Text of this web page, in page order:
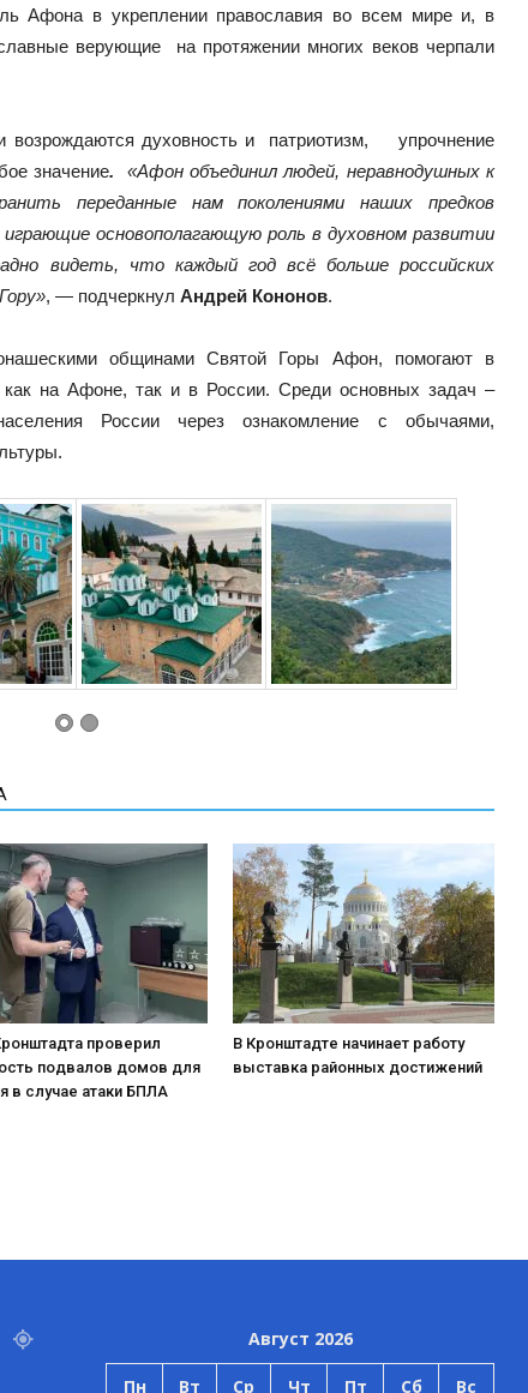
Афона в укреплении православия во всем мире и, в
верующие на протяжении многих веков черпали
возрождаются духовность и патриотизм, упрочнение
значение. «Афон объединил людей, неравнодушных к
переданные нам поколениями наших предков
основополагающую роль в духовном развитии
видеть, что каждый год всё больше российских
, — подчеркнул Андрей Кононов.
общинами Святой Горы Афон, помогают в
как на Афоне, так и в России. Среди основных задач –
России через ознакомление с обычаями,
проверил
подвалов домов для
в случае атаки БПЛА
В Кронштадте начинает работу
выставка районных достижений
Август 2026
Пн Вт Ср Чт Пт Сб Вс